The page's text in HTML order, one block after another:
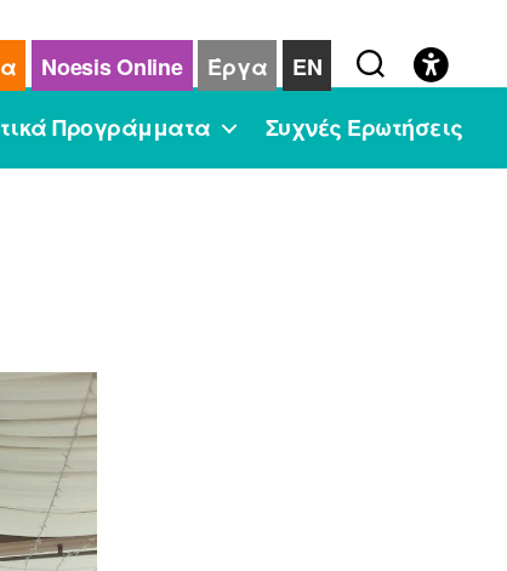
Noesis Online Έργα
EN
Προγράμματα Συχνές Ερωτήσεις